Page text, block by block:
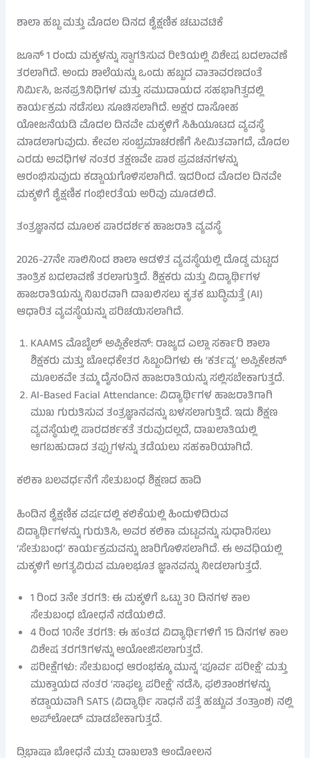
ಶಾಲಾ ಹಬ್ಬ ಮತ್ತು ಮೊದಲ ದಿನದ ಶೈಕ್ಷಣಿಕ ಚಟುವಟಿಕೆ
ಜೂನ್ 1 ರಂದು ಮಕ್ಕಳನ್ನು ಸ್ವಾಗತಿಸುವ ರೀತಿಯಲ್ಲಿ ವಿಶೇಷ ಬದಲಾವಣೆ
ತರಲಾಗಿದೆ. ಅಂದು ಶಾಲೆಯನ್ನು ಒಂದು ಹಬ್ಬದ ವಾತಾವರಣದಂತೆ
ನಿರ್ಮಿಸಿ, ಜನಪ್ರತಿನಿಧಿಗಳ ಮತ್ತು ಸಮುದಾಯದ ಸಹಭಾಗಿತ್ವದಲ್ಲಿ
ಕಾರ್ಯಕ್ರಮ ನಡೆಸಲು ಸೂಚಿಸಲಾಗಿದೆ. ಅಕ್ಷರ ದಾಸೋಹ
ಯೋಜನೆಯಡಿ ಮೊದಲ ದಿನವೇ ಮಕ್ಕಳಿಗೆ ಸಿಹಿಯೂಟದ ವ್ಯವಸ್ಥೆ
ಮಾಡಲಾಗುವುದು. ಕೇವಲ ಸಂಭ್ರಮಾಚರಣೆಗೆ ಸೀಮಿತವಾಗದೆ, ಮೊದಲ
ಎರಡು ಅವಧಿಗಳ ನಂತರ ತಕ್ಷಣವೇ ಪಾಠ ಪ್ರವಚನಗಳನ್ನು
ಆರಂಭಿಸುವುದು ಕಡ್ಡಾಯಗೊಳಿಸಲಾಗಿದೆ. ಇದರಿಂದ ಮೊದಲ ದಿನವೇ
ಮಕ್ಕಳಿಗೆ ಶೈಕ್ಷಣಿಕ ಗಂಭೀರತೆಯ ಅರಿವು ಮೂಡಲಿದೆ.
ತಂತ್ರಜ್ಞಾನದ ಮೂಲಕ ಪಾರದರ್ಶಕ ಹಾಜರಾತಿ ವ್ಯವಸ್ಥೆ
2026-27ನೇ ಸಾಲಿನಿಂದ ಶಾಲಾ ಆಡಳಿತ ವ್ಯವಸ್ಥೆಯಲ್ಲಿ ದೊಡ್ಡ ಮಟ್ಟದ
ತಾಂತ್ರಿಕ ಬದಲಾವಣೆ ತರಲಾಗುತ್ತಿದೆ. ಶಿಕ್ಷಕರು ಮತ್ತು ವಿದ್ಯಾರ್ಥಿಗಳ
ಹಾಜರಾತಿಯನ್ನು ನಿಖರವಾಗಿ ದಾಖಲಿಸಲು ಕೃತಕ ಬುದ್ಧಿಮತ್ತೆ (AI)
ಆಧಾರಿತ ವ್ಯವಸ್ಥೆಯನ್ನು ಪರಿಚಯಿಸಲಾಗಿದೆ.
KAAMS ಮೊಬೈಲ್ ಅಪ್ಲಿಕೇಶನ್: ರಾಜ್ಯದ ಎಲ್ಲಾ ಸರ್ಕಾರಿ ಶಾಲಾ
ಶಿಕ್ಷಕರು ಮತ್ತು ಬೋಧಕೇತರ ಸಿಬ್ಬಂದಿಗಳು ಈ ‘ಕರ್ತವ್ಯ’ ಅಪ್ಲಿಕೇಶನ್
ಮೂಲಕವೇ ತಮ್ಮ ದೈನಂದಿನ ಹಾಜರಾತಿಯನ್ನು ಸಲ್ಲಿಸಬೇಕಾಗುತ್ತದೆ.
AI-Based Facial Attendance: ವಿದ್ಯಾರ್ಥಿಗಳ ಹಾಜರಾತಿಗಾಗಿ
ಮುಖ ಗುರುತಿಸುವ ತಂತ್ರಜ್ಞಾನವನ್ನು ಬಳಸಲಾಗುತ್ತಿದೆ. ಇದು ಶಿಕ್ಷಣ
ವ್ಯವಸ್ಥೆಯಲ್ಲಿ ಪಾರದರ್ಶಕತೆ ತರುವುದಲ್ಲದೆ, ದಾಖಲಾತಿಯಲ್ಲಿ
ಆಗಬಹುದಾದ ತಪ್ಪುಗಳನ್ನು ತಡೆಯಲು ಸಹಕಾರಿಯಾಗಿದೆ.
ಕಲಿಕಾ ಬಲವರ್ಧನೆಗೆ ಸೇತುಬಂಧ ಶಿಕ್ಷಣದ ಹಾದಿ
ಹಿಂದಿನ ಶೈಕ್ಷಣಿಕ ವರ್ಷದಲ್ಲಿ ಕಲಿಕೆಯಲ್ಲಿ ಹಿಂದುಳಿದಿರುವ
ವಿದ್ಯಾರ್ಥಿಗಳನ್ನು ಗುರುತಿಸಿ, ಅವರ ಕಲಿಕಾ ಮಟ್ಟವನ್ನು ಸುಧಾರಿಸಲು
‘ಸೇತುಬಂಧ’ ಕಾರ್ಯಕ್ರಮವನ್ನು ಜಾರಿಗೊಳಿಸಲಾಗಿದೆ. ಈ ಅವಧಿಯಲ್ಲಿ
ಮಕ್ಕಳಿಗೆ ಅಗತ್ಯವಿರುವ ಮೂಲಭೂತ ಜ್ಞಾನವನ್ನು ನೀಡಲಾಗುತ್ತದೆ.
1 ರಿಂದ 3ನೇ ತರಗತಿ: ಈ ಮಕ್ಕಳಿಗೆ ಒಟ್ಟು 30 ದಿನಗಳ ಕಾಲ
ಸೇತುಬಂಧ ಬೋಧನೆ ನಡೆಯಲಿದೆ.
4 ರಿಂದ 10ನೇ ತರಗತಿ: ಈ ಹಂತದ ವಿದ್ಯಾರ್ಥಿಗಳಿಗೆ 15 ದಿನಗಳ ಕಾಲ
ವಿಶೇಷ ತರಗತಿಗಳನ್ನು ಆಯೋಜಿಸಲಾಗುತ್ತದೆ.
ಪರೀಕ್ಷೆಗಳು: ಸೇತುಬಂಧ ಆರಂಭಕ್ಕೂ ಮುನ್ನ ‘ಪೂರ್ವ ಪರೀಕ್ಷೆ’ ಮತ್ತು
ಮುಕ್ತಾಯದ ನಂತರ ‘ಸಾಫಲ್ಯ ಪರೀಕ್ಷೆ’ ನಡೆಸಿ, ಫಲಿತಾಂಶಗಳನ್ನು
ಕಡ್ಡಾಯವಾಗಿ SATS (ವಿದ್ಯಾರ್ಥಿ ಸಾಧನೆ ಪತ್ತೆ ಹಚ್ಚುವ ತಂತ್ರಾಂಶ) ನಲ್ಲಿ
ಅಪ್‌ಲೋಡ್ ಮಾಡಬೇಕಾಗುತ್ತದೆ.
ದ್ವಿಭಾಷಾ ಬೋಧನೆ ಮತ್ತು ದಾಖಲಾತಿ ಆಂದೋಲನ